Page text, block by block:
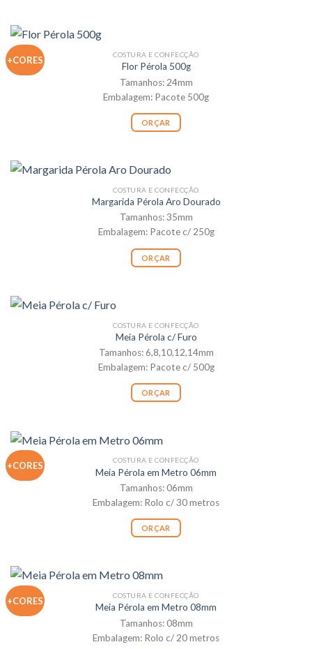
+CORES
COSTURA E CONFECÇÃO
Flor Pérola 500g
Tamanhos: 24mm
Embalagem: Pacote 500g
ORÇAR
COSTURA E CONFECÇÃO
Margarida Pérola Aro Dourado
Tamanhos: 35mm
Embalagem: Pacote c/ 250g
ORÇAR
COSTURA E CONFECÇÃO
Meia Pérola c/ Furo
Tamanhos: 6,8,10,12,14mm
Embalagem: Pacote c/ 500g
ORÇAR
+CORES
COSTURA E CONFECÇÃO
Meia Pérola em Metro 06mm
Tamanhos: 06mm
Embalagem: Rolo c/ 30 metros
ORÇAR
+CORES
COSTURA E CONFECÇÃO
Meia Pérola em Metro 08mm
Tamanhos: 08mm
Embalagem: Rolo c/ 20 metros